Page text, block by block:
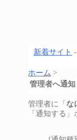
新着サイト -
ホーム >
管理者へ通知
管理者に「 な
「通知する